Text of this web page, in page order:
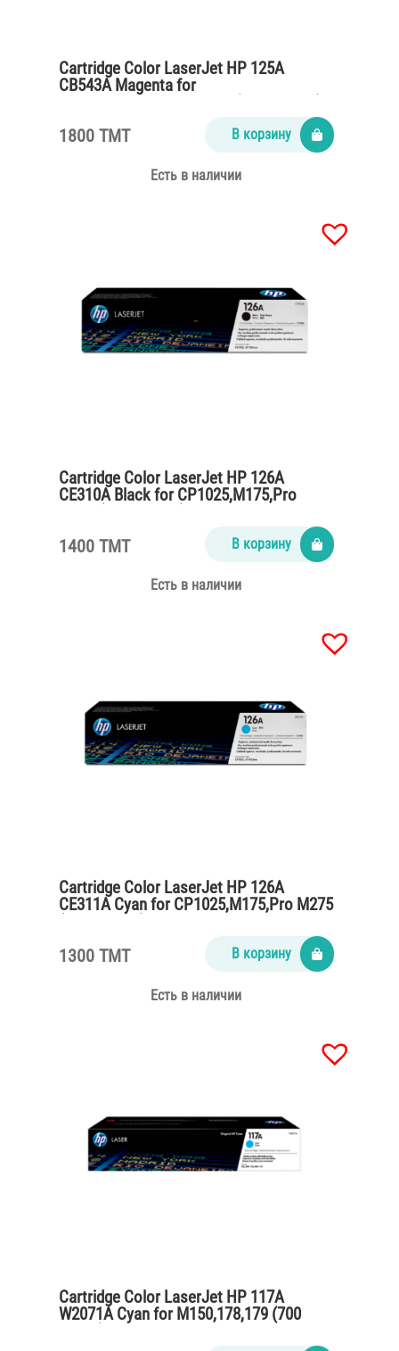
Cartridge Color LaserJet HP 125A
CB543A Magenta for
CP1215,CM1312,CP1515n (1400 pages)
1800 TMT В корзину
Есть в наличии
Cartridge Color LaserJet HP 126A
CE310A Black for CP1025,M175,Pro
1400 TMT В корзину
Есть в наличии
Cartridge Color LaserJet HP 126A
CE311A Cyan for CP1025,M175,Pro M275
1300 TMT В корзину
Есть в наличии
Cartridge Color LaserJet HP 117A
W2071A Cyan for M150,178,179 (700